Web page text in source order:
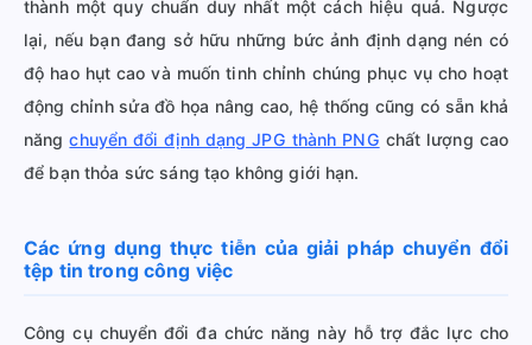
thành một quy chuẩn duy nhất một cách hiệu quả. Ngược
lại, nếu bạn đang sở hữu những bức ảnh định dạng nén có
độ hao hụt cao và muốn tinh chỉnh chúng phục vụ cho hoạt
động chỉnh sửa đồ họa nâng cao, hệ thống cũng có sẵn khả
năngchuyển đổi định dạng JPG thành PNG chất lượng cao
để bạn thỏa sức sáng tạo không giới hạn.
Các ứng dụng thực tiễn của giải pháp chuyển đổi
tệp tin trong công việc
Công cụ chuyển đổi đa chức năng này hỗ trợ đắc lực cho